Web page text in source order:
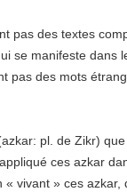
pas des textes
se manifeste dans
pas des mots
pl. de Zikr)
« vivant » ces azkar,